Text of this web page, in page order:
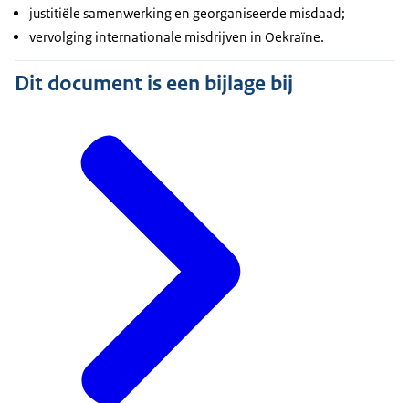
justitiële samenwerking en georganiseerde misdaad;
vervolging internationale misdrijven in Oekraïne.
Dit document is een bijlage bij